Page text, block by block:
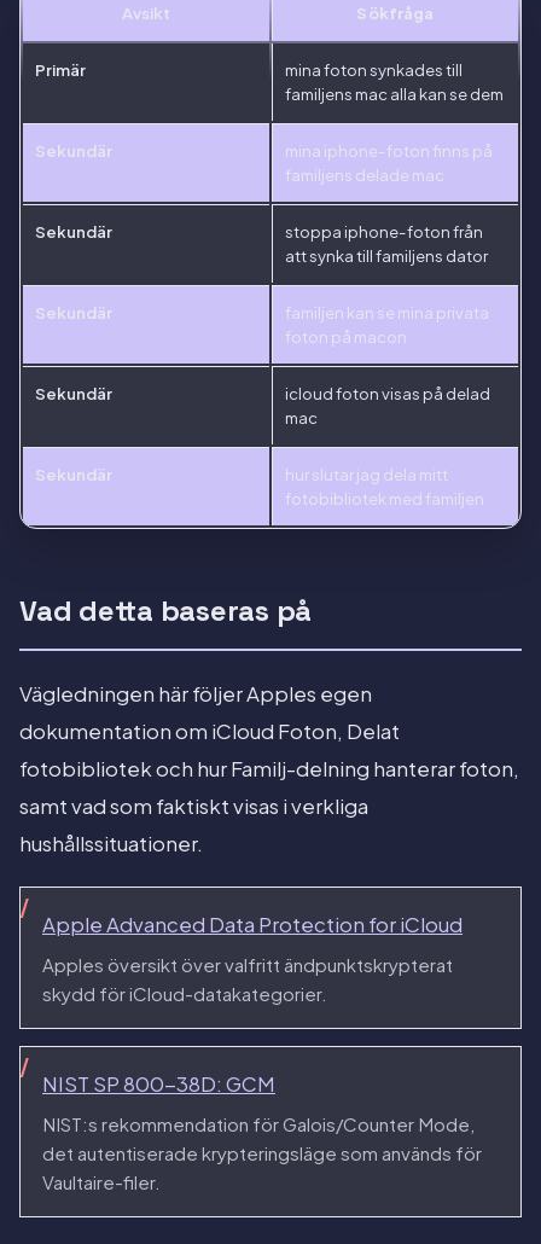
Avsikt Sökfråga
Primär
mina foton synkades till
familjens mac alla kan se dem
Sekundär
mina iphone-foton finns på
familjens delade mac
Sekundär
stoppa iphone-foton från
att synka till familjens dator
Sekundär
familjen kan se mina privata
foton på macon
Sekundär
icloud foton visas på delad
mac
Sekundär
hur slutar jag dela mitt
fotobibliotek med familjen
Vad detta baseras på
Vägledningen här följer Apples egen
dokumentation om iCloud Foton, Delat
fotobibliotek och hur Familj-delning hanterar foton,
samt vad som faktiskt visas i verkliga
hushållssituationer.
Apple Advanced Data Protection for iCloud
Apples översikt över valfritt ändpunktskrypterat
skydd för iCloud-datakategorier.
NIST SP 800-38D: GCM
NIST:s rekommendation för Galois/Counter Mode,
det autentiserade krypteringsläge som används för
Vaultaire-filer.